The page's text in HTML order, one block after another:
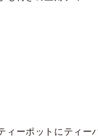
ィーポットにティー